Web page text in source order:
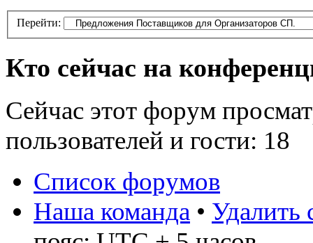
Перейти:
Кто сейчас на
Сейчас этот форум
пользователей и гости: 18
Список форумов
Наша команда • Удалить